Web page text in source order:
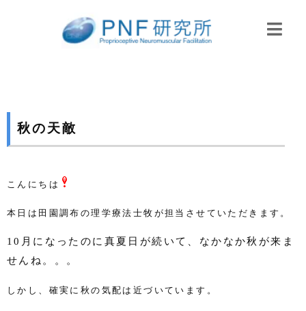
秋の天敵
こんにちは
本日は田園調布の理学療法士牧が担当させていただきます。
10 月になったのに真夏日が続いて、なかなか秋が来ま
せんね。。。
しかし、確実に秋の気配は近づいています。